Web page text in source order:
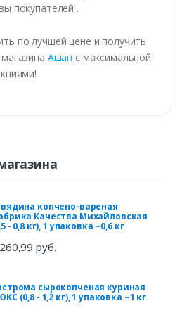
покупателей .
по лучшей цене и получить
Ашан с максимальной
копчено-вареная
Качества Михайловская
- 0,8 кг), 1 упаковка ~0,6 кг
руб.
сырокопченая куриная
(0,8 - 1,2 кг), 1 упаковка ~1 кг